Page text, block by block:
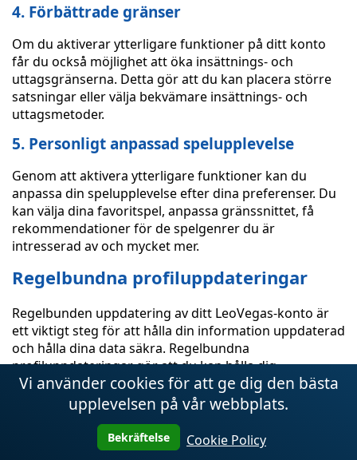
4. Förbättrade gränser
Om du aktiverar ytterligare funktioner på ditt konto
får du också möjlighet att öka insättnings- och
uttagsgränserna. Detta gör att du kan placera större
satsningar eller välja bekvämare insättnings- och
uttagsmetoder.
5. Personligt anpassad spelupplevelse
Genom att aktivera ytterligare funktioner kan du
anpassa din spelupplevelse efter dina preferenser. Du
kan välja dina favoritspel, anpassa gränssnittet, få
rekommendationer för de spelgenrer du är
intresserad av och mycket mer.
Regelbundna profiluppdateringar
Regelbunden uppdatering av ditt LeoVegas-konto är
ett viktigt steg för att hålla din information uppdaterad
och hålla dina data säkra. Regelbundna
profiluppdateringar gör att du kan hålla dig
uppdaterad med alla nyheter och kampanjer som finns
tillgängliga på plattformen och säkerställa att din
information förblir aktuell och korrekt.
En av de viktigaste aspekterna av
Vi använder cookies för att ge dig den bästa
upplevelsen på vår webbplats.
Bekräftelse Cookie Policy